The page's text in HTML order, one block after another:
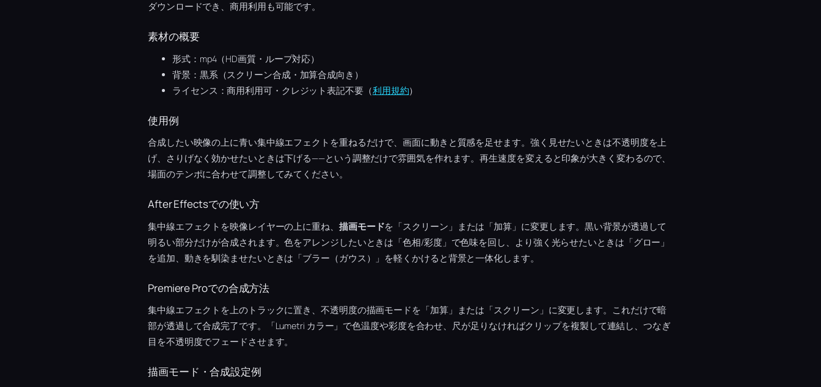
ダウンロードでき、商用利用も可能です。
素材の概要
形式：mp4（HD画質・ループ対応）
背景：黒系（スクリーン合成・加算合成向き）
ライセンス：商用利用可・クレジット表記不要（利用規約）
使用例
合成したい映像の上に青い集中線エフェクトを重ねるだけで、画面に動きと質感を足せます。強く見せたいときは不透明度を上
げ、さりげなく効かせたいときは下げる——という調整だけで雰囲気を作れます。再生速度を変えると印象が大きく変わるので、
場面のテンポに合わせて調整してみてください。
After Effectsでの使い方
集中線エフェクトを映像レイヤーの上に重ね、 描画モードを「スクリーン」または「加算」に変更します。黒い背景が透過して
明るい部分だけが合成されます。色をアレンジしたいときは「色相/彩度」で色味を回し、より強く光らせたいときは「グロー」
を追加、動きを馴染ませたいときは「ブラー（ガウス）」を軽くかけると背景と一体化します。
Premiere Proでの合成方法
集中線エフェクトを上のトラックに置き、不透明度の描画モードを「加算」または「スクリーン」に変更します。これだけで暗
部が透過して合成完了です。「Lumetri カラー」で色温度や彩度を合わせ、尺が足りなければクリップを複製して連結し、つなぎ
目を不透明度でフェードさせます。
描画モード・合成設定例